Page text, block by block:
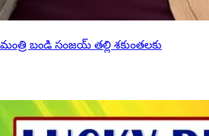
మంత్రి బండి సంజయ్ తల్లి శకుంతలకు